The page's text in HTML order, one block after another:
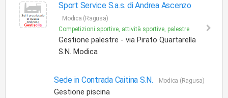
Sport Service S.a.s. di Andrea Ascenzo
Modica (Ragusa)
Competizioni sportive, attività sportive, palestre
Gestione palestre - via Pirato Quartarella
S.N. Modica
Sede in Contrada Caitina S.N. Modica (Ragusa)
Gestione piscina